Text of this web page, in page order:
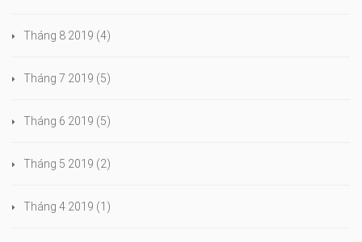
Tháng 8 2019 (4)
Tháng 7 2019 (5)
Tháng 6 2019 (5)
Tháng 5 2019 (2)
Tháng 4 2019 (1)